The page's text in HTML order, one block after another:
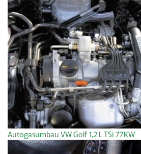
Autogasumbau VW Golf 1,2 L TSi 77KW